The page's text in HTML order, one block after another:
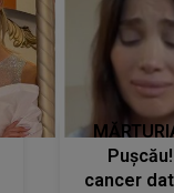
cancer